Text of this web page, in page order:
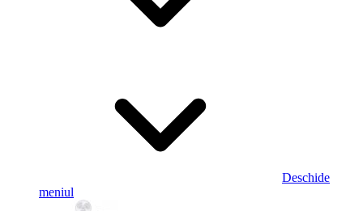
Deschide
meniul